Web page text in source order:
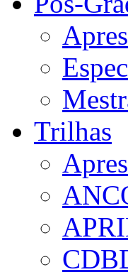
Trilhas